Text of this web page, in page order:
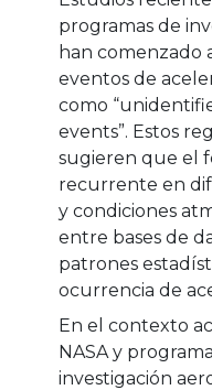
programas de
han
eventos de
como
events”. Estos
sugieren que el
recurrente en
y condiciones
entre bases de
patrones
ocurrencia de
En el contexto
NASA y
investigación